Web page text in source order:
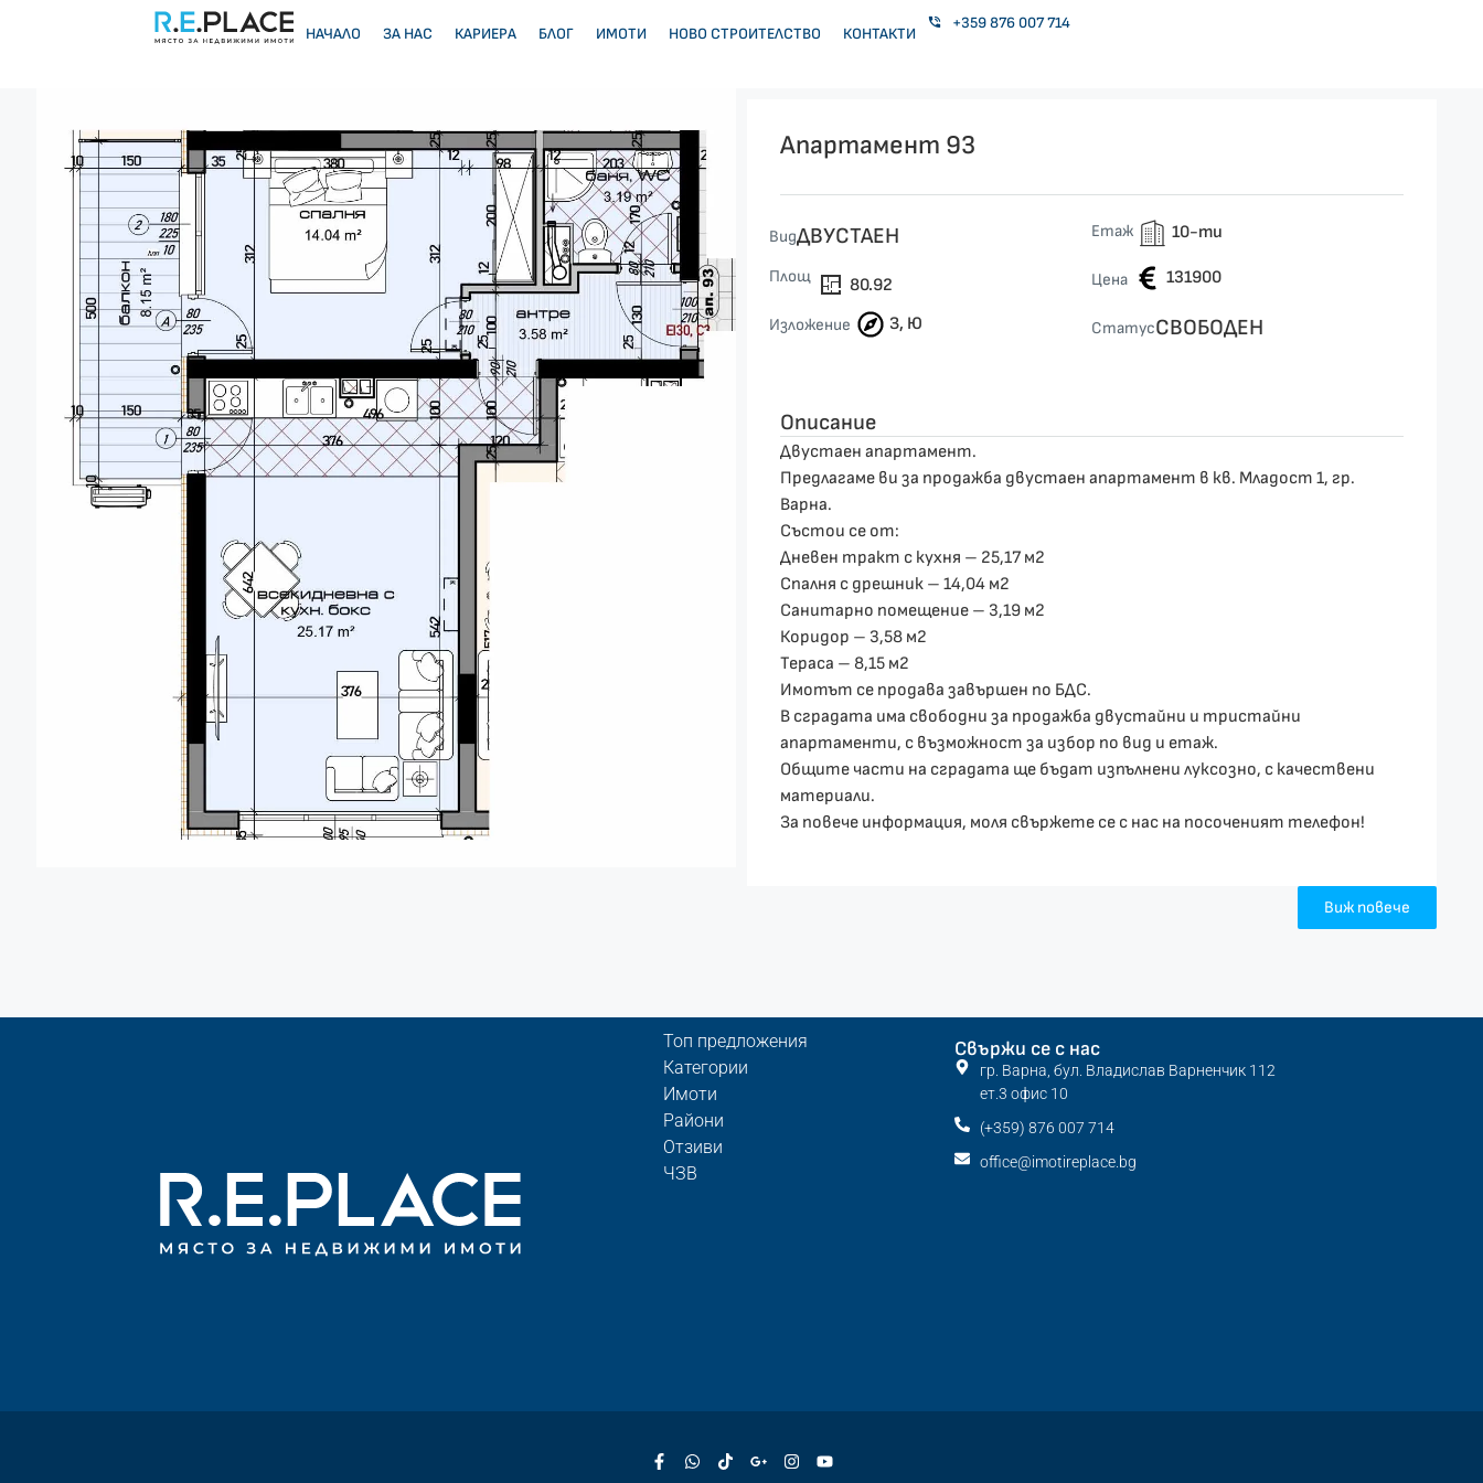
НАЧАЛО ЗА НАС КАРИЕРА БЛОГ ИМОТИ НОВО СТРОИТЕЛСТВО КОНТАКТИ
+359 876 007 714
Апартамент 93
ВидДВУСТАЕН Етаж 10-ти
Площ 80.92 Цена 131900
Изложение З, Ю СтатусСВОБОДЕН
Описание
Двустаен апартамент.
Предлагаме ви за продажба двустаен апартамент в кв. Младост 1, гр.
Варна.
Състои се от:
Дневен тракт с кухня – 25,17 м2
Спалня с дрешник – 14,04 м2
Санитарно помещение – 3,19 м2
Коридор – 3,58 м2
Тераса – 8,15 м2
Имотът се продава завършен по БДС.
В сградата има свободни за продажба двустайни и тристайни
апартаменти, с възможност за избор по вид и етаж.
Общите части на сградата ще бъдат изпълнени луксозно, с качествени
материали.
За повече информация, моля свържете се с нас на посоченият телефон!
Виж повече
Топ предложения
Категории
Имоти
Райони
Отзиви
ЧЗВ
Свържи се с нас
гр. Варна, бул. Владислав Варненчик 112
ет.3 офис 10
(+359) 876 007 714
office@imotireplace.bg